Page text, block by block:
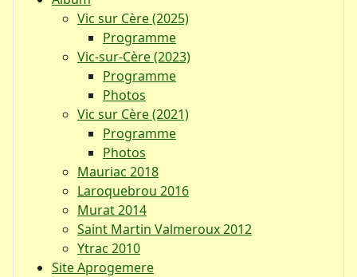
Vic sur Cère (2025)
Programme
Vic-sur-Cère (2023)
Programme
Photos
Vic sur Cère (2021)
Programme
Photos
Mauriac 2018
Laroquebrou 2016
Murat 2014
Saint Martin Valmeroux 2012
Ytrac 2010
Site Aprogemere